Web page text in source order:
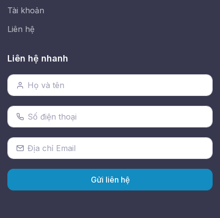
Tài khoản
Liên hệ
Liên hệ nhanh
Gửi liên hệ